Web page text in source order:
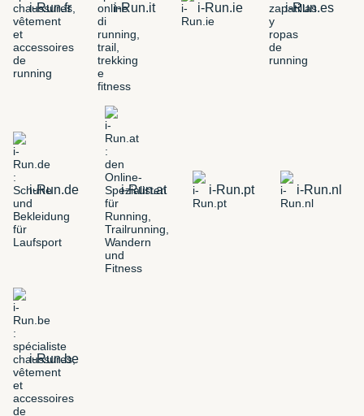
i-Run.fr i-Run.it i-Run.ie i-Run.es
i-Run.de i-Run.at i-Run.pt i-Run.nl
i-Run.be